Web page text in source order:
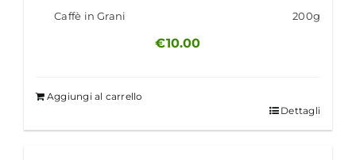
Caffè in Grani
200g
€10.00
Aggiungi al carrello
Dettagli